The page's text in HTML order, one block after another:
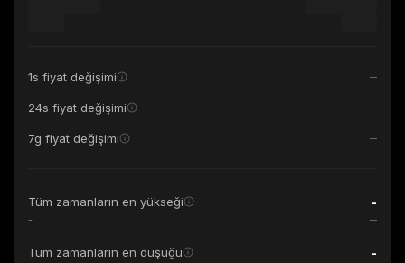
1s fiyat değişimi
24s fiyat değişimi
7g fiyat değişimi
Tüm zamanların en yükseği -
-
Tüm zamanların en düşüğü -